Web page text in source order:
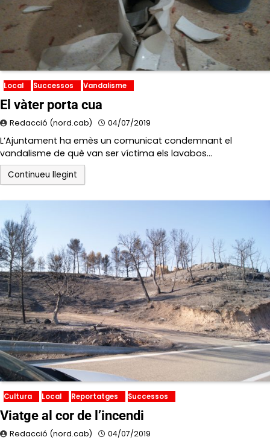
Local Successos Vandalisme
El vàter porta cua
Redacció (nord.cab) 04/07/2019
L’Ajuntament ha emès un comunicat condemnant el
vandalisme de què van ser víctima els lavabos…
Continueu llegint
Cultura Local Reportatges Successos
Viatge al cor de l’incendi
Redacció (nord.cab) 04/07/2019